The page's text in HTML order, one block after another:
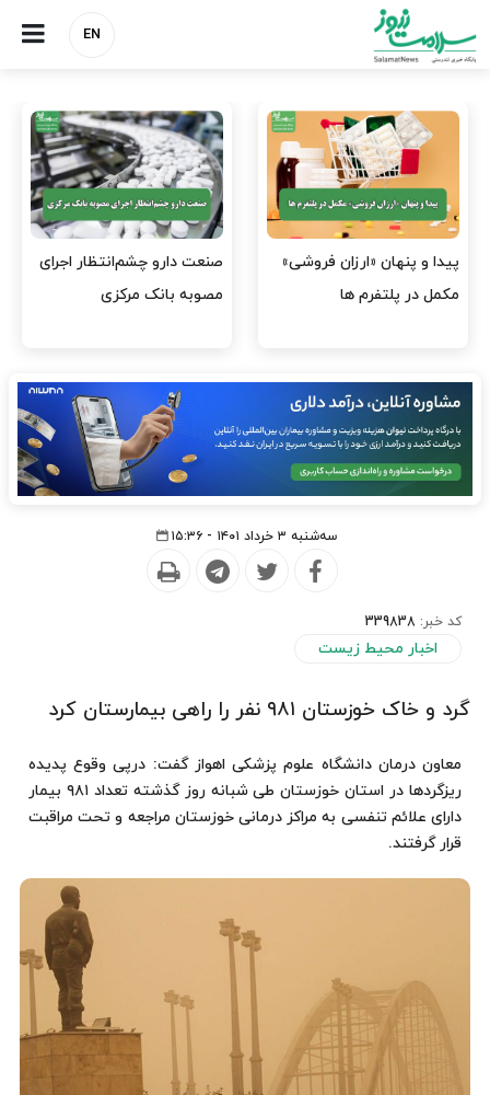
EN
هشدار کانون هموفیلی ایران:
۴ هزار بیمار ۸ ماه است
نسخه وزارت بهداشت برای
مهار پزشک‌نماهای
سه‌شنبه ۳ خرداد ۱۴۰۱ - ۱۵:۳۶
کد خبر: 339838
اخبار محیط زیست
گرد و خاک خوزستان ۹۸۱ نفر را راهی بیمارستان کرد
معاون درمان دانشگاه علوم پزشکی اهواز گفت: درپی وقوع پدیده
ریزگردها در استان خوزستان طی شبانه روز گذشته تعداد ۹۸۱ بیمار
دارای علائم تنفسی به مراکز درمانی خوزستان مراجعه و تحت مراقبت
قرار گرفتند.